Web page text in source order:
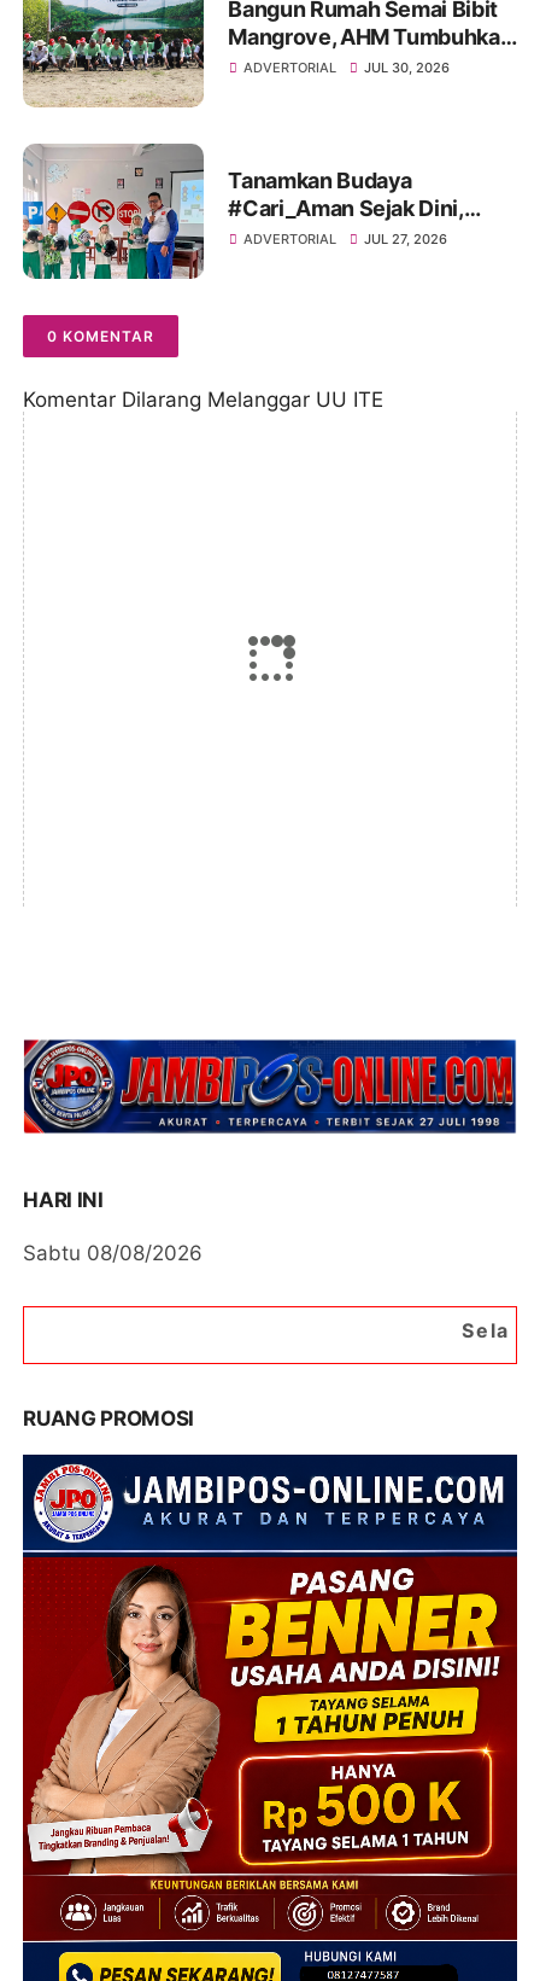
Bangun Rumah Semai Bibit
Mangrove, AHM Tumbuhkan
Harapan Baru bagi Pesisir
ADVERTORIAL JUL 30, 2026
Tanamkan Budaya
#Cari_Aman Sejak Dini,
Sinsen Bagikan Helm di Hari
ADVERTORIAL JUL 27, 2026
0 KOMENTAR
Komentar Dilarang Melanggar UU ITE
HARI INI
Sabtu 08/08/2026
Selamat Datang di
RUANG PROMOSI